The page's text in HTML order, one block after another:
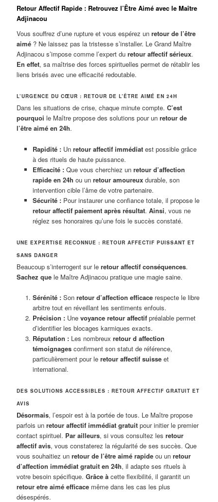
Retour Affectif Rapide : Retrouvez l’Être Aimé avec le Maître
Adjinacou
Vous souffrez d’une rupture et vous espérez unretour de l’être
aimé ? Ne laissez pas la tristesse s’installer. Le Grand Maître
Adjinacou s’impose comme l’expert duretour affectif sérieux.
En effet, sa maîtrise des forces spirituelles permet de rétablir les
liens brisés avec une efficacité redoutable.
L’URGENCE DU CŒUR : RETOUR DE L’ÊTRE AIMÉ EN 24H
Dans les situations de crise, chaque minute compte.C’est
pourquoi le Maître propose des solutions pour unretour de
l’être aimé en 24h.
Rapidité :Un retour affectif immédiatest possible grâce
à des rituels de haute puissance.
Efficacité :Que vous cherchiez un retour d’affection
rapide en 24h ou un retour amoureuxdurable, son
intervention cible l’âme de votre partenaire.
Sécurité :Pour instaurer une confiance totale, il propose le
retour affectif paiement après résultat. Ainsi, vous ne
réglez ses honoraires qu’une fois le succès constaté.
UNE EXPERTISE RECONNUE : RETOUR AFFECTIF PUISSANT ET
SANS DANGER
Beaucoup s’interrogent sur leretour affectif conséquences.
Sachez que le Maître Adjinacou pratique une magie saine.
Sérénité :Son retour d’affection efficacerespecte le libre
arbitre tout en réveillant les sentiments enfouis.
Précision :Une voyance retour affectifpréalable permet
d’identifier les blocages karmiques exacts.
Réputation :Les nombreux retour d affection
témoignagesconfirment son statut de référence,
particulièrement pour le retour affectif suisseet
international.
DES SOLUTIONS ACCESSIBLES : RETOUR AFFECTIF GRATUIT ET
AVIS
Désormais, l’espoir est à la portée de tous. Le Maître propose
parfois unretour affectif immédiat gratuit pour initier le premier
contact spirituel. Par ailleurs, si vous consultez lesretour
affectif avis, vous constaterez la régularité de ses succès. Que
vous souhaitiez unretour de l’être aimé rapide ou unretour
d’affection immédiat gratuit en 24h, il adapte ses rituels à
votre besoin spécifique.Grâce à cette flexibilité, il garantit un
retour etre aimé efficace même dans les cas les plus
désespérés.